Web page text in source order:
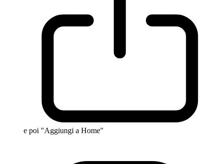
e poi "Aggiungi a Home"